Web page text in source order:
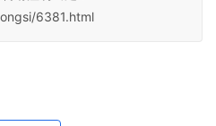
6381.html